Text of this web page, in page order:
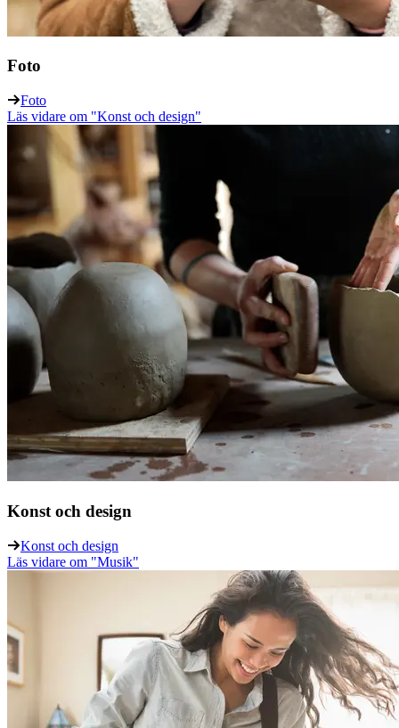
Foto
Foto
Läs vidare om "Konst och design"
Konst och design
Konst och design
Läs vidare om "Musik"